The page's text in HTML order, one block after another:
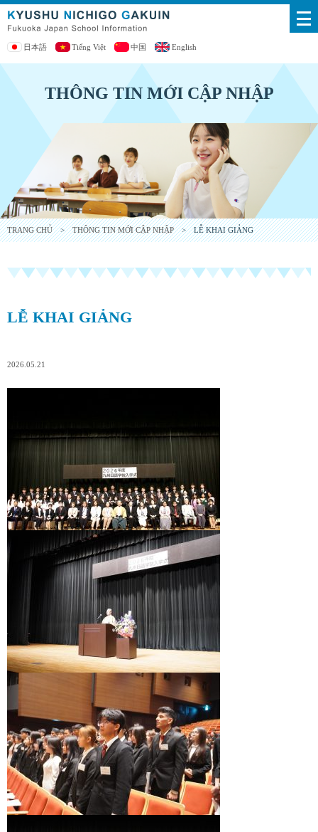
日本語 Tiếng Việt 中国 English
THÔNG TIN MỚI CẬP NHẬP
TRANG CHỦ>THÔNG TIN MỚI CẬP NHẬP> LỄ KHAI GIẢNG
LỄ KHAI GIẢNG
2026.05.21